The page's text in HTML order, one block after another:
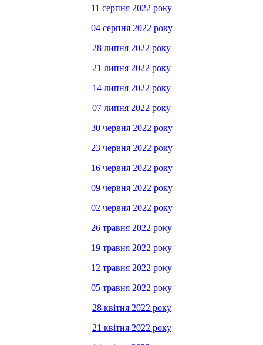
11 серпня 2022 року
04 серпня 2022 року
28 липня 2022 року
21 липня 2022 року
14 липня 2022 року
07 липня 2022 року
30 червня 2022 року
23 червня 2022 року
16 червня 2022 року
09 червня 2022 року
02 червня 2022 року
26 травня 2022 року
19 травня 2022 року
12 травня 2022 року
05 травня 2022 року
28 квітня 2022 року
21 квітня 2022 року